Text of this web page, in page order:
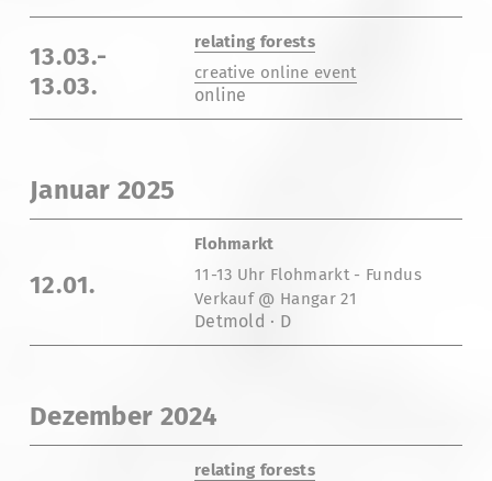
13.03.-
13.03.
relating forests
creative online event
online
Januar 2025
12.01.
Flohmarkt
11-13 Uhr Flohmarkt - Fundus
Verkauf @ Hangar 21
Detmold · D
Dezember 2024
relating forests